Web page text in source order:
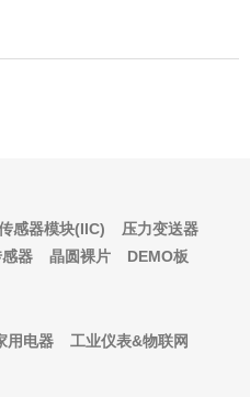
感器模块(IIC)
压力变送器
器 晶圆裸片 DEMO板
用电器
工业仪表&物联网